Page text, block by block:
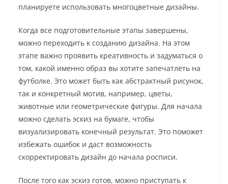
планируете использовать многоцветные дизайны.
Когда все подготовительные этапы завершены,
можно переходить к созданию дизайна. На этом
этапе важно проявить креативность и задуматься о
том, какой именно образ вы хотите запечатлеть на
футболке. Это может быть как абстрактный рисунок,
так и конкретный мотив, например, цветы,
животные или геометрические фигуры. Для начала
можно сделать эскиз на бумаге, чтобы
визуализировать конечный результат. Это поможет
избежать ошибок и даст возможность
скорректировать дизайн до начала росписи.
После того как эскиз готов, можно приступать к